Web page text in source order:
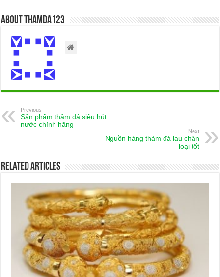
About thamda123
Previous
Sản phẩm thảm đá siêu hút
nước chính hãng
Next
Nguồn hàng thảm đá lau chân
loại tốt
Related Articles